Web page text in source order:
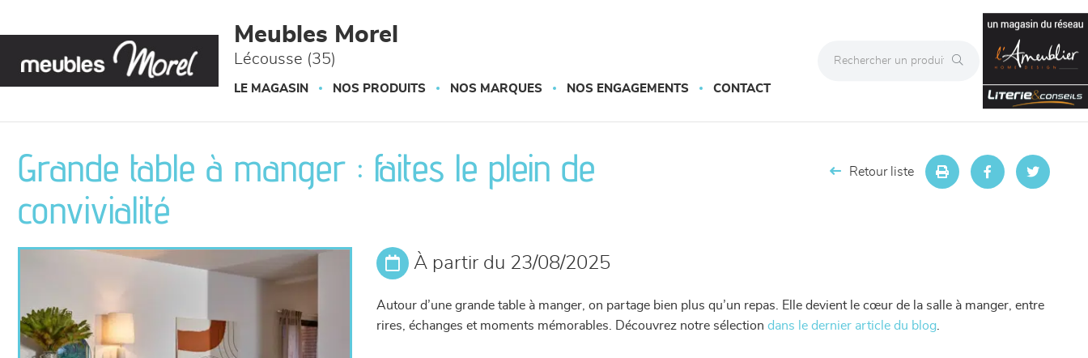
Meubles Morel
Lécousse (35)
LE MAGASIN NOS PRODUITS NOS MARQUES NOS ENGAGEMENTS CONTACT
Grande table à manger : faites le plein de
convivialité
Retour liste
À partir du 23/08/2025
Autour d’une grande table à manger, on partage bien plus qu’un repas. Elle devient le cœur de la salle à manger, entre
rires, échanges et moments mémorables. Découvrez notre sélectiondans le dernier article du blog